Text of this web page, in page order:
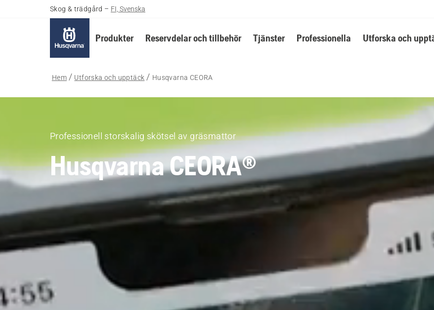
Skog & trädgård – FI, Svenska
Produkter Reservdelar och tillbehör Tjänster Professionella Utforska och
Hem Utforska och upptäck Husqvarna CEORA
Professionell storskalig skötsel av gräsmattor
Husqvarna CEORA®